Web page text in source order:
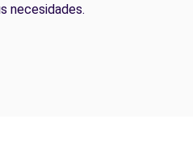
necesidades.